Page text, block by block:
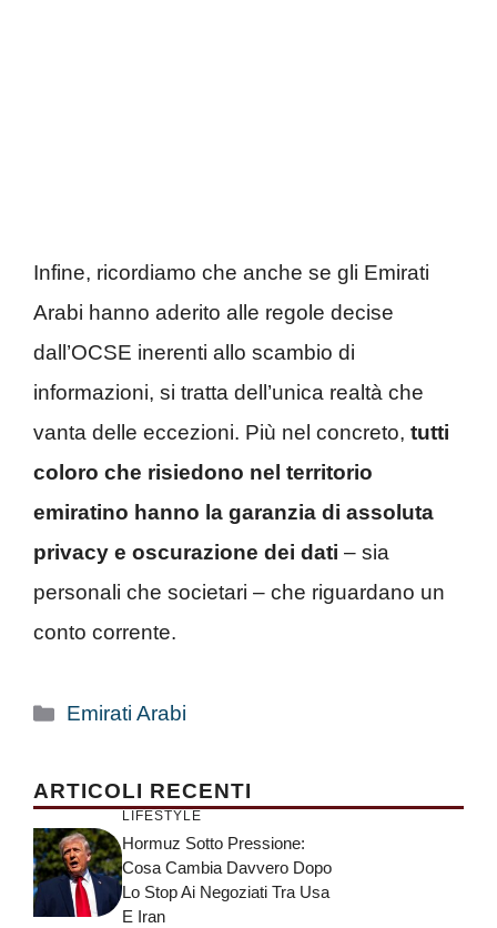
Infine, ricordiamo che anche se gli Emirati
Arabi hanno aderito alle regole decise
dall’OCSE inerenti allo scambio di
informazioni, si tratta dell’unica realtà che
vanta delle eccezioni. Più nel concreto, tutti
coloro che risiedono nel territorio
emiratino hanno la garanzia di assoluta
privacy e oscurazione dei dati – sia
personali che societari – che riguardano un
conto corrente.
Categorie
Emirati Arabi
ARTICOLI RECENTI
LIFESTYLE
Hormuz Sotto Pressione:
Cosa Cambia Davvero Dopo
Lo Stop Ai Negoziati Tra Usa
E Iran